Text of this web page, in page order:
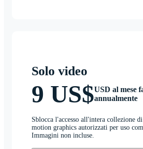
Solo video
9 US$USD al mese
annualmente
Sblocca l'accesso all'intera collezione
motion graphics autorizzati per uso
Immagini non incluse.